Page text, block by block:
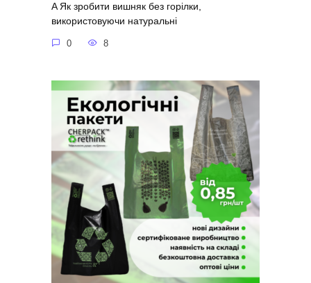
A Як зробити вишняк без горілки,
використовуючи натуральні
0 8